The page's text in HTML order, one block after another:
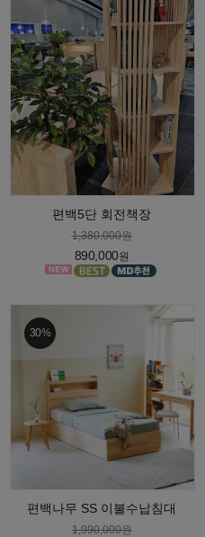
편백5단 회전책장
1,380,000원
890,000원
30%
편백나무 SS 이불수납침대
1,990,000원